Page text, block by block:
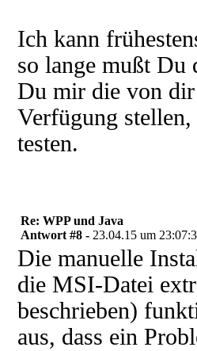
Ich kann
so lange mußt Du
Du mir die von dir
Verfügung
testen.
Re: WPP und Java
Antwort #8 - 23.04.15 um
Die manuelle
die MSI-Datei
beschrieben)
aus, dass ein